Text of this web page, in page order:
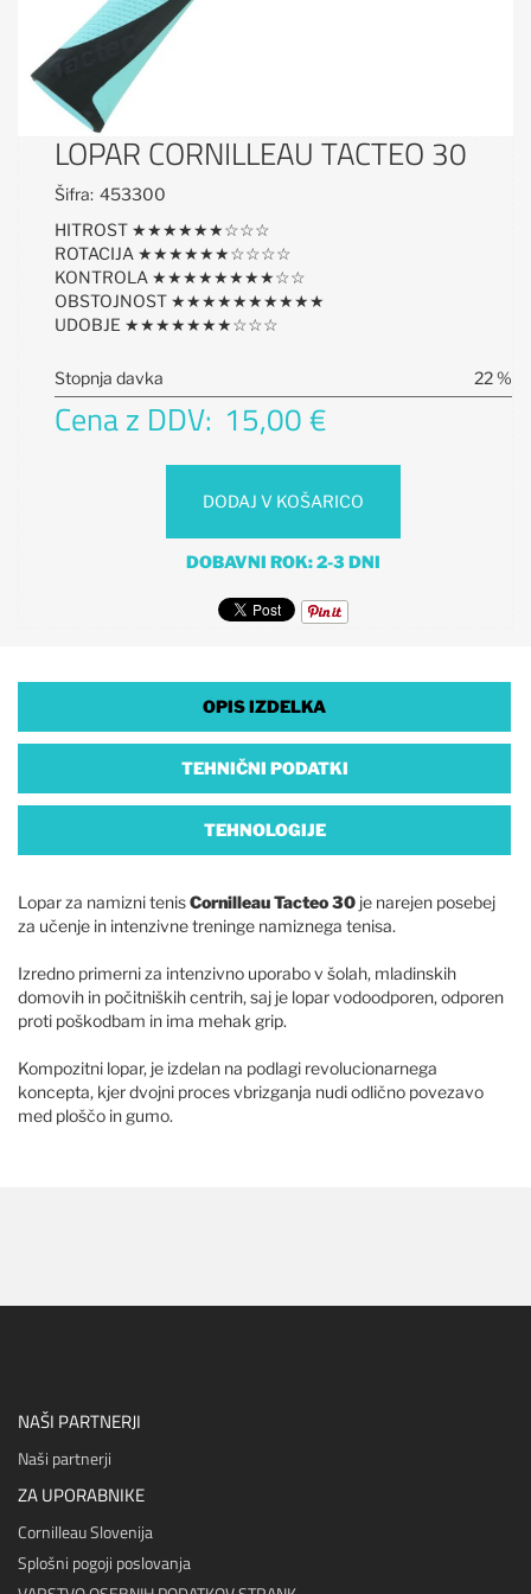
LOPAR CORNILLEAU TACTEO 30
Šifra: 453300
HITROST ★★★★★★☆☆☆
ROTACIJA ★★★★★★☆☆☆☆
KONTROLA ★★★★★★★★☆☆
OBSTOJNOST ★★★★★★★★★★
UDOBJE ★★★★★★★☆☆☆
Stopnja davka 22 %
Cena z DDV: 15,00 €
DODAJ V KOŠARICO
DOBAVNI ROK: 2-3 DNI
OPIS IZDELKA
TEHNIČNI PODATKI
TEHNOLOGIJE
Lopar za namizni tenisCornilleau Tacteo 30 je narejen posebej
za učenje in intenzivne treninge namiznega tenisa.
Izredno primerni za intenzivno uporabo v šolah, mladinskih
domovih in počitniških centrih, saj je lopar vodoodporen, odporen
proti poškodbam in ima mehak grip.
Kompozitni lopar, je izdelan na podlagi revolucionarnega
koncepta, kjer dvojni proces vbrizganja nudi odlično povezavo
med ploščo in gumo.
NAŠI PARTNERJI
Naši partnerji
ZA UPORABNIKE
Cornilleau Slovenija
Splošni pogoji poslovanja